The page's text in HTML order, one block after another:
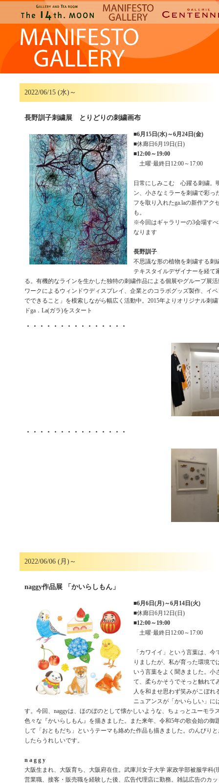
2022/06/15 (水)～
長野訓子刺繍展 とりどりの刺繍画布
■6月15日(水)～6月24日(金)
■休廊日6月19日(日)
■12:00～19:00
土曜·最終日12:00～17:00
日常にしみこむ 心躍る刺繍。
ン、小さなミラーを刺繍で彩っ
フを取り入れたga.laの新作アク
も。
※今回はギャラリーの3会場す
なります
長野訓子
不思議な形の植物を刺繍する刺
テキスタイルデザイナーを経て
る。有機的なラインを生かした独特の刺繍作品による個展やグループ展
ワークによるウィンドウディスプレイ、企業とのコラボグッズ製作、イ
でできること」を模索しながら幅広く活動中。2015年よりオリジナル刺
ドga．La(ガラ)をスタート
・・・・・・・・・・・・・・・
・・・・・・・・・・・・・・・
2022/06/06 (月)～
naggy作品展 「かいらしもん」
■6月6日(月)～6月14日(火)
■休廊日6月12日(日)
■12:00～19:00
土曜·最終日12:00～17:00
「カワイイ」という言葉は、
りましたが、私が育った環境で
いう言葉をよく聞きました。小
て、柔らかそうでそっと触れて
人を和ませ思わず笑みがこぼ
ニュアンスが「かいらしい」に
す。今回、naggyは、ほのぼのとして懐かしいような、ちょっとユーモラ
色々な『かいらしもん』を描きました。また来年、令和5年の歌会始の御
して「おともだち」というテーマも絡めた作品も描きました。のんびり
したらうれしいです。
n a g g y
大阪生まれ、大阪育ち、大阪府在住。武庫川女子大学 家政学部被服学科(
営業職、接客・販売職を経験した後、広告代理店に勤務。雑誌広告のカ